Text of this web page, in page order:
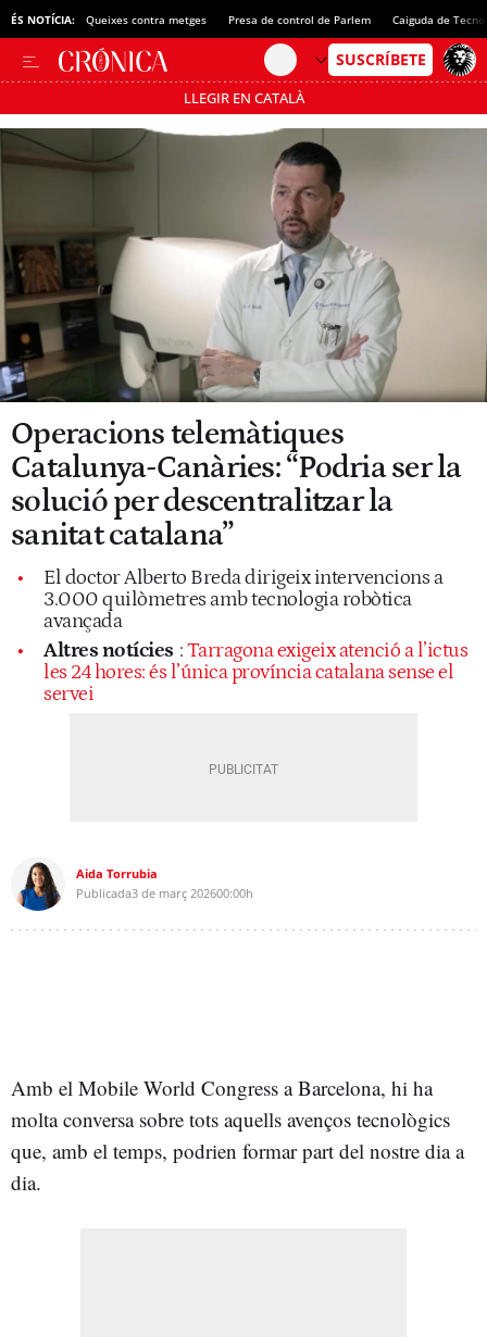
ÉS NOTÍCIA: Queixes contra metges Presa de control de Parlem Caiguda de
LLEGIR EN CATALÀ
Passa’t al mode estalvi
Operacions telemàtiques
Catalunya-Canàries: “Podria ser la
solució per descentralitzar la
sanitat catalana”
El doctor Alberto Breda dirigeix intervencions a
3.000 quilòmetres amb tecnologia robòtica
avançada
Altres notícies :Tarragona exigeix atenció a l’ictus
les 24 hores: és l’única província catalana sense el
servei
Aida Torrubia
Publicada3 de març 202600:00h
Amb el Mobile World Congress a Barcelona, hi ha
molta conversa sobre tots aquells avenços tecnològics
que, amb el temps, podrien formar part del nostre dia a
dia.